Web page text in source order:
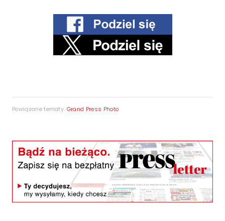
Powiązane tematy: Grand Press Photo